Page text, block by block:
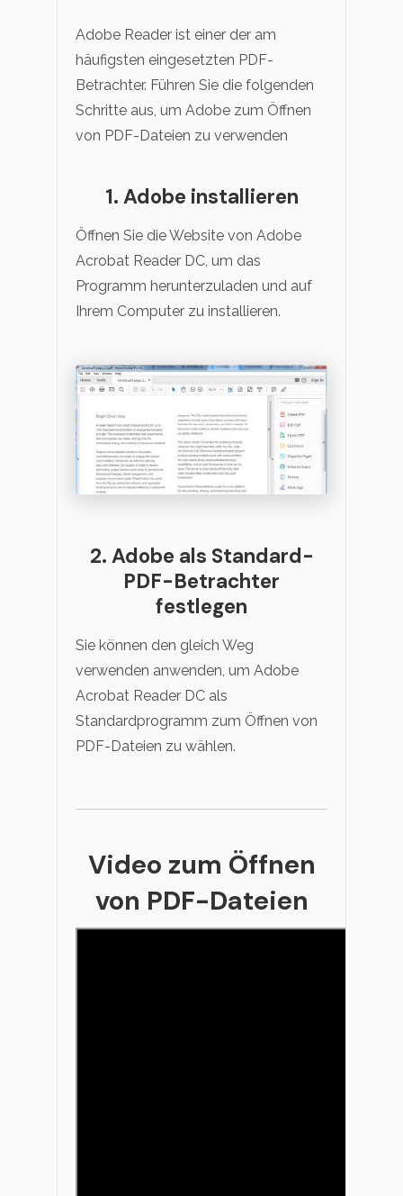
Adobe Reader ist einer der am
häufigsten eingesetzten PDF-
Betrachter. Führen Sie die folgenden
Schritte aus, um Adobe zum Öffnen
von PDF-Dateien zu verwenden
1. Adobe installieren
Öffnen Sie die Website von Adobe
Acrobat Reader DC, um das
Programm herunterzuladen und auf
Ihrem Computer zu installieren.
2. Adobe als Standard-
PDF-Betrachter
festlegen
Sie können den gleich Weg
verwenden anwenden, um Adobe
Acrobat Reader DC als
Standardprogramm zum Öffnen von
PDF-Dateien zu wählen.
Video zum Öffnen
von PDF-Dateien